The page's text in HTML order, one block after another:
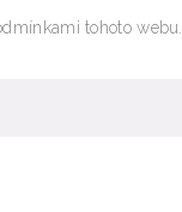
tohoto webu.